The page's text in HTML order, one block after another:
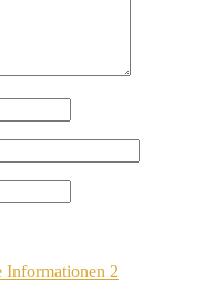
Informationen 2